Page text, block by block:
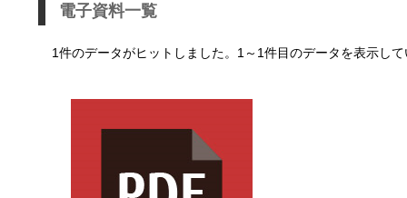
電子資料一覧
1件のデータがヒットしました。1～1件目のデータを表示し